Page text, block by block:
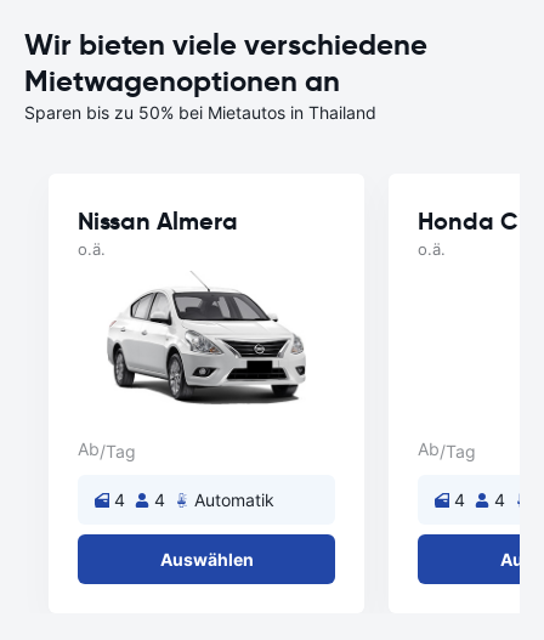
Wir bieten viele verschiedene
Mietwagenoptionen an
Sparen bis zu 50% bei Mietautos in Thailand
Nissan Almera
o.ä.
Ab/Tag
4 4 Automatik
Auswählen
Honda
o.ä.
Ab/Tag
4 4